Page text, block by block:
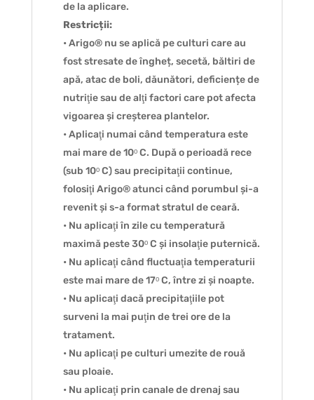
de la aplicare.
Restricții:
• Arigo® nu se aplică pe culturi care au
fost stresate de îngheț, secetă, băltiri de
apă, atac de boli, dăunători, deficiențe de
nutriţie sau de alţi factori care pot afecta
vigoarea și creșterea plantelor.
• Aplicaţi numai când temperatura este
mai mare de 10ᵒ C. După o perioadă rece
(sub 10ᵒ C) sau precipitaţii continue,
folosiţi Arigo® atunci când porumbul și-a
revenit și s-a format stratul de ceară.
• Nu aplicaţi în zile cu temperatură
maximă peste 30ᵒ C și insolaţie puternică.
• Nu aplicaţi când fluctuaţia temperaturii
este mai mare de 17ᵒ C, între zi și noapte.
• Nu aplicaţi dacă precipitaţiile pot
surveni la mai puţin de trei ore de la
tratament.
• Nu aplicaţi pe culturi umezite de rouă
sau ploaie.
• Nu aplicaţi prin canale de drenaj sau